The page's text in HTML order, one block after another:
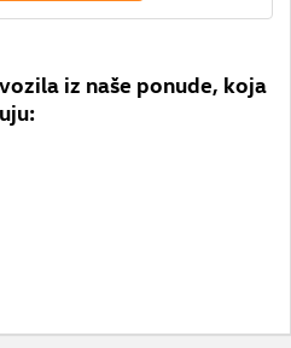
vozila iz naše ponude, koja